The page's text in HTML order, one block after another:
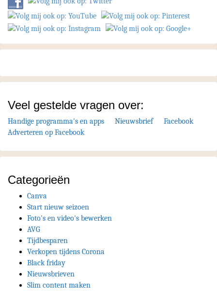
Veel gestelde vragen over:
Handige programma's en apps Nieuwsbrief
Facebook
Adverteren op Facebook
Categorieën
Canva
Start nieuw seizoen
Foto's en video's bewerken
AVG
Tijdbesparen
Verkopen tijdens Corona
Black friday
Nieuwsbrieven
Slim content maken